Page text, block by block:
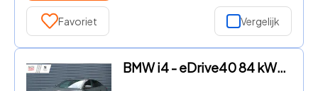
Favoriet Vergelijk
BMW i4 - eDrive40 84 kWh M-Sport SOH-100% Dravitgrau Schuif-/kantelda